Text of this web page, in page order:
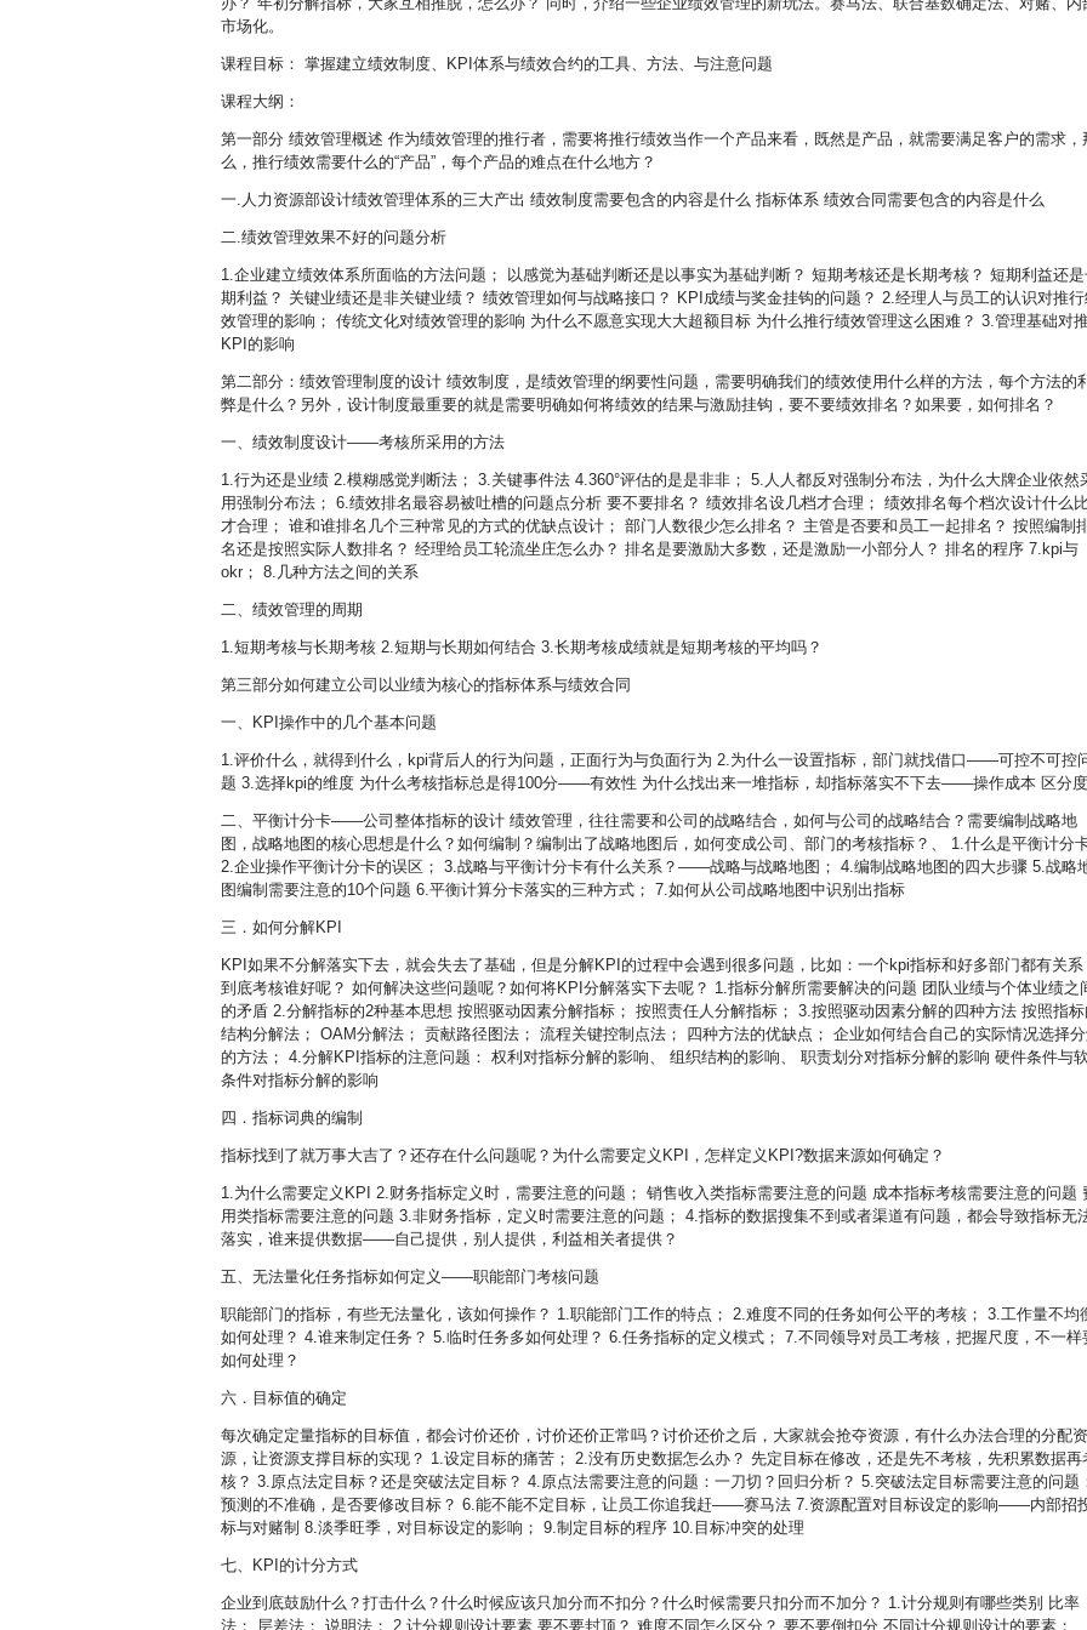
市场化。
课程目标： 掌握建立绩效制度、KPI体系与绩效合约的工具、方法、与注意问题
课程大纲：
第一部分 绩效管理概述 作为绩效管理的推行者，需要将推行绩效当作一个产品来看，既然是产品，就需要满足客户的需求，
么，推行绩效需要什么的“产品”，每个产品的难点在什么地方？
一.人力资源部设计绩效管理体系的三大产出 绩效制度需要包含的内容是什么 指标体系 绩效合同需要包含的内容是什么
二.绩效管理效果不好的问题分析
1.企业建立绩效体系所面临的方法问题； 以感觉为基础判断还是以事实为基础判断？ 短期考核还是长期考核？ 短期利益还
期利益？ 关键业绩还是非关键业绩？ 绩效管理如何与战略接口？ KPI成绩与奖金挂钩的问题？ 2.经理人与员工的认识对推
效管理的影响； 传统文化对绩效管理的影响 为什么不愿意实现大大超额目标 为什么推行绩效管理这么困难？ 3.管理基础对
KPI的影响
第二部分：绩效管理制度的设计 绩效制度，是绩效管理的纲要性问题，需要明确我们的绩效使用什么样的方法，每个方法的
弊是什么？另外，设计制度最重要的就是需要明确如何将绩效的结果与激励挂钩，要不要绩效排名？如果要，如何排名？
一、绩效制度设计——考核所采用的方法
1.行为还是业绩 2.模糊感觉判断法； 3.关键事件法 4.360°评估的是是非非； 5.人人都反对强制分布法，为什么大牌企业依然
用强制分布法； 6.绩效排名最容易被吐槽的问题点分析 要不要排名？ 绩效排名设几档才合理； 绩效排名每个档次设计什么
才合理； 谁和谁排名几个三种常见的方式的优缺点设计； 部门人数很少怎么排名？ 主管是否要和员工一起排名？ 按照编制
名还是按照实际人数排名？ 经理给员工轮流坐庄怎么办？ 排名是要激励大多数，还是激励一小部分人？ 排名的程序 7.kpi与
okr； 8.几种方法之间的关系
二、绩效管理的周期
1.短期考核与长期考核 2.短期与长期如何结合 3.长期考核成绩就是短期考核的平均吗？
第三部分如何建立公司以业绩为核心的指标体系与绩效合同
一、KPI操作中的几个基本问题
1.评价什么，就得到什么，kpi背后人的行为问题，正面行为与负面行为 2.为什么一设置指标，部门就找借口——可控不可控
题 3.选择kpi的维度 为什么考核指标总是得100分——有效性 为什么找出来一堆指标，却指标落实不下去——操作成本 区分度
二、平衡计分卡——公司整体指标的设计 绩效管理，往往需要和公司的战略结合，如何与公司的战略结合？需要编制战略地
图，战略地图的核心思想是什么？如何编制？编制出了战略地图后，如何变成公司、部门的考核指标？、 1.什么是平衡计分
2.企业操作平衡计分卡的误区； 3.战略与平衡计分卡有什么关系？——战略与战略地图； 4.编制战略地图的四大步骤 5.战略
图编制需要注意的10个问题 6.平衡计算分卡落实的三种方式； 7.如何从公司战略地图中识别出指标
三．如何分解KPI
KPI如果不分解落实下去，就会失去了基础，但是分解KPI的过程中会遇到很多问题，比如：一个kpi指标和好多部门都有关系
到底考核谁好呢？ 如何解决这些问题呢？如何将KPI分解落实下去呢？ 1.指标分解所需要解决的问题 团队业绩与个体业绩之
的矛盾 2.分解指标的2种基本思想 按照驱动因素分解指标； 按照责任人分解指标； 3.按照驱动因素分解的四种方法 按照指
结构分解法； OAM分解法； 贡献路径图法； 流程关键控制点法； 四种方法的优缺点； 企业如何结合自己的实际情况选择
的方法； 4.分解KPI指标的注意问题： 权利对指标分解的影响、 组织结构的影响、 职责划分对指标分解的影响 硬件条件与
条件对指标分解的影响
四．指标词典的编制
指标找到了就万事大吉了？还存在什么问题呢？为什么需要定义KPI，怎样定义KPI?数据来源如何确定？
1.为什么需要定义KPI 2.财务指标定义时，需要注意的问题； 销售收入类指标需要注意的问题 成本指标考核需要注意的问题
用类指标需要注意的问题 3.非财务指标，定义时需要注意的问题； 4.指标的数据搜集不到或者渠道有问题，都会导致指标无
落实，谁来提供数据——自己提供，别人提供，利益相关者提供？
五、无法量化任务指标如何定义——职能部门考核问题
职能部门的指标，有些无法量化，该如何操作？ 1.职能部门工作的特点； 2.难度不同的任务如何公平的考核； 3.工作量不均
如何处理？ 4.谁来制定任务？ 5.临时任务多如何处理？ 6.任务指标的定义模式； 7.不同领导对员工考核，把握尺度，不一样
如何处理？
六．目标值的确定
每次确定定量指标的目标值，都会讨价还价，讨价还价正常吗？讨价还价之后，大家就会抢夺资源，有什么办法合理的分配资
源，让资源支撑目标的实现？ 1.设定目标的痛苦； 2.没有历史数据怎么办？ 先定目标在修改，还是先不考核，先积累数据再
核？ 3.原点法定目标？还是突破法定目标？ 4.原点法需要注意的问题：一刀切？回归分析？ 5.突破法定目标需要注意的问题
预测的不准确，是否要修改目标？ 6.能不能不定目标，让员工你追我赶——赛马法 7.资源配置对目标设定的影响——内部招
标与对赌制 8.淡季旺季，对目标设定的影响； 9.制定目标的程序 10.目标冲突的处理
七、KPI的计分方式
企业到底鼓励什么？打击什么？什么时候应该只加分而不扣分？什么时候需要只扣分而不加分？ 1.计分规则有哪些类别 比率
法； 层差法； 说明法； 2.计分规则设计要素 要不要封顶？ 难度不同怎么区分？ 要不要倒扣分 不同计分规则设计的要素；